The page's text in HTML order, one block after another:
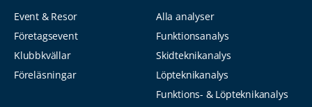
Event & Resor
Företagsevent
Klubbkvällar
Föreläsningar
Alla analyser
Funktionsanalys
Skidteknikanalys
Löpteknikanalys
Funktions- & Löpteknikanalys